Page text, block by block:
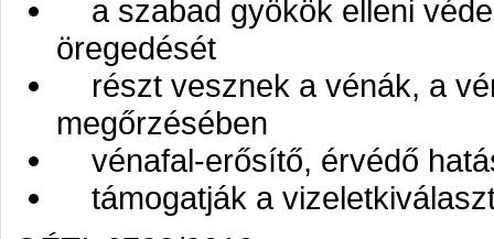
a szabad gyökök elleni
öregedését
részt vesznek a vénák, a
megőrzésében
vénafal-erősítő, érvédő
támogatják a